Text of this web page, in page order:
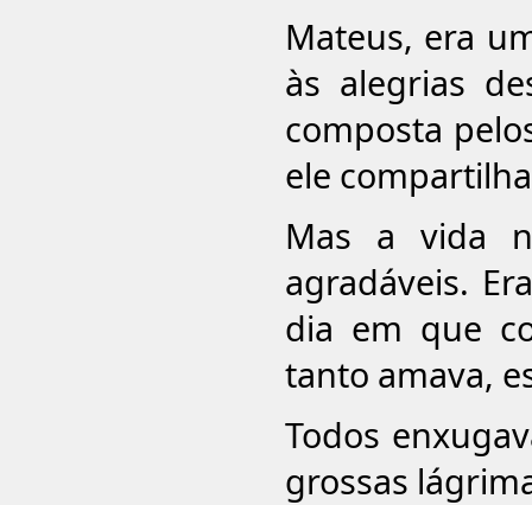
Mateus, era
às alegrias
composta
ele
Mas a vida
agradáveis.
dia em que
tanto amava,
Todos
grossas